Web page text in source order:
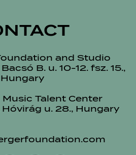
and Studio
B. u. 10-12. fsz. 15.,
Hungary
Talent Center
u. 28., Hungary